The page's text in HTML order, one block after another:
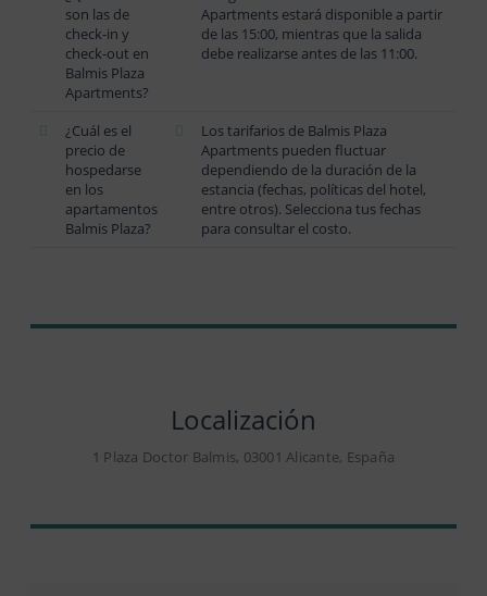
son las de
check-in y
check-out en
Balmis Plaza
Apartments?
Apartments estará disponible a partir
de las 15:00, mientras que la salida
debe realizarse antes de las 11:00.
¿Cuál es el
precio de
hospedarse
en los
apartamentos
Balmis Plaza?
Los tarifarios de Balmis Plaza
Apartments pueden fluctuar
dependiendo de la duración de la
estancia (fechas, políticas del hotel,
entre otros). Selecciona tus fechas
para consultar el costo.
Localización
1 Plaza Doctor Balmis, 03001 Alicante, España